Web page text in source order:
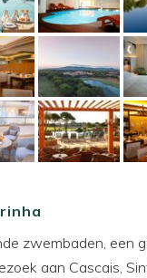
zwembaden, een
aan Cascais,